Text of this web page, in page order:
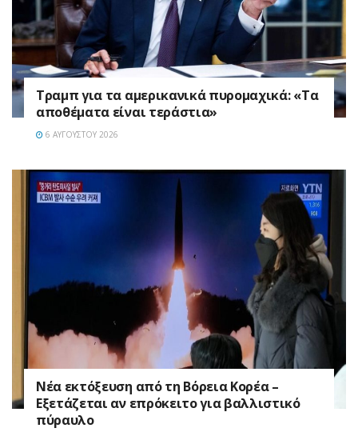
Τραμπ για τα αμερικανικά πυρομαχικά: «Τα
αποθέματα είναι τεράστια»
6 ΑΥΓΟΎΣΤΟΥ 2026
Νέα εκτόξευση από τη Βόρεια Κορέα –
Εξετάζεται αν επρόκειτο για βαλλιστικό
πύραυλο